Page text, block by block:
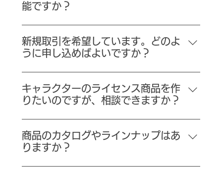
能ですか？
はい、可能です。ぬいぐるみや雑貨商品の
OEM・企画製作も承っております。まずはお問
い合わせフォームまたはメールよりご相談内容を
新規取引を希望しています。どのよ
うに申し込めばよいですか？
新規取引をご希望の企業様は、「会社名」「ご担
当者様名」「ご連絡先」「ご希望の取引内容」な
どを明記のうえ、お問い合わせフォームよりご連
たします。
キャラクターのライセンス商品を作
りたいのですが、相談できますか？
弊社ではライセンス商品やコラボレーション商品
の製作実績もございます。まずは企画内容やご希
望をお伺いした上で、対応可否を含めてご案内い
商品のカタログやラインナップはあ
りますか？
法人様向けに商品カタログ（PDF）をご用意して